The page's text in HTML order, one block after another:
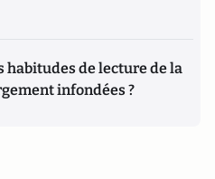
habitudes de lecture de la
infondées ?